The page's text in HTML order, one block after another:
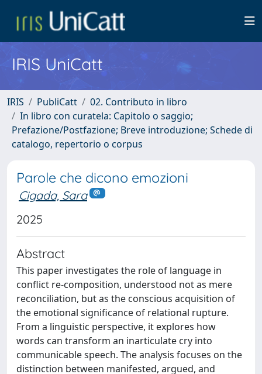
IRIS UniCatt
IRIS PubliCatt
02. Contributo in libro
In libro con curatela: Capitolo o saggio;
Prefazione/Postfazione; Breve introduzione; Schede di
catalogo, repertorio o corpus
Parole che dicono emozioni
Cigada, Sara
2025
Abstract
This paper investigates the role of language in
conflict re-composition, understood not as mere
reconciliation, but as the conscious acquisition of
the emotional significance of relational rupture.
From a linguistic perspective, it explores how
words can transform an inarticulate cry into
communicable speech. The analysis focuses on the
distinction between manifested, argued, and